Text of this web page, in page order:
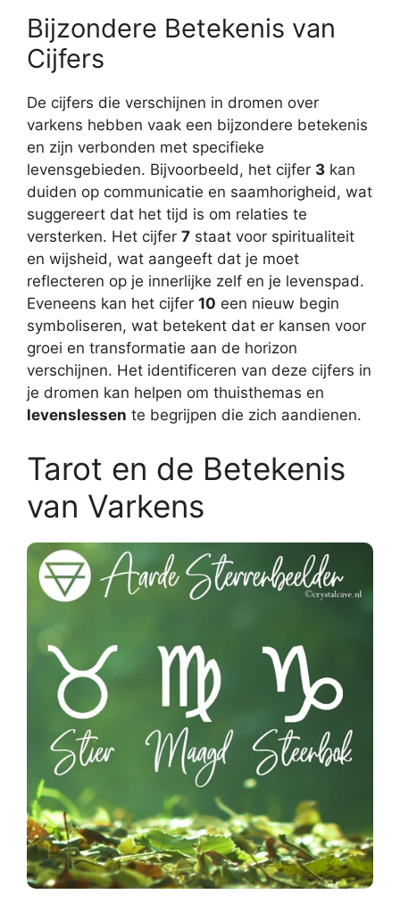
Bijzondere Betekenis van
Cijfers
De cijfers die verschijnen in dromen over
varkens hebben vaak een bijzondere betekenis
en zijn verbonden met specifieke
levensgebieden. Bijvoorbeeld, het cijfer 3 kan
duiden op communicatie en saamhorigheid, wat
suggereert dat het tijd is om relaties te
versterken. Het cijfer 7 staat voor spiritualiteit
en wijsheid, wat aangeeft dat je moet
reflecteren op je innerlijke zelf en je levenspad.
Eveneens kan het cijfer 10 een nieuw begin
symboliseren, wat betekent dat er kansen voor
groei en transformatie aan de horizon
verschijnen. Het identificeren van deze cijfers in
je dromen kan helpen om thuisthemas en
levenslessen te begrijpen die zich aandienen.
Tarot en de Betekenis
van Varkens